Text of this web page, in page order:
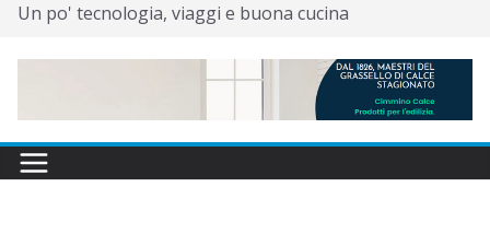
Un po' tecnologia, viaggi e buona cucina